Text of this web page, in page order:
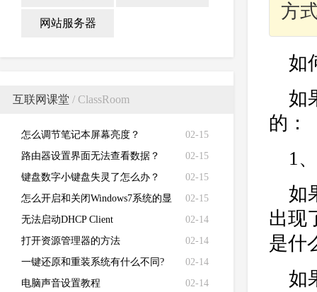
网站服务器
互联网课堂 / ClassRoom
02-15
怎么调节笔记本屏幕亮度？
02-15
路由器设置界面无法查看数据？
02-15
键盘数字小键盘失灵了怎么办？
02-15
怎么开启和关闭Windows7系统的显
卡硬件加速功能
02-14
无法启动DHCP Client
02-14
打开资源管理器的方法
02-14
一键还原和重装系统有什么不同?
02-14
电脑声音设置教程
方
如
如
的：
1
如
出现
是什
如